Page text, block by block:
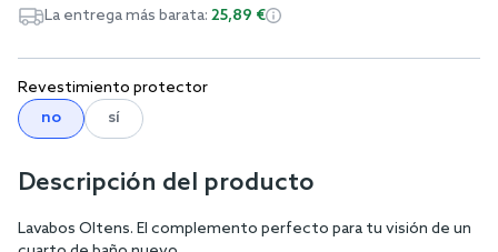
Revestimiento protector
no
sí
La entrega más barata: 25,89 €
Descripción del producto
Lavabos Oltens. El complemento perfecto para tu visión de un